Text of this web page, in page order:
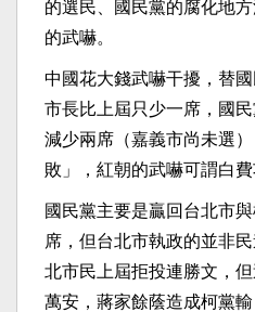
的選民、國民黨的腐化地
的武嚇。
中國花大錢武嚇干擾，替
市長比上屆只少一席，國
減少兩席（嘉義市尚未選
敗」，紅朝的武嚇可謂白費
國民黨主要是贏回台北市
席，但台北市執政的並非
北市民上屆拒投連勝文，
萬安，蔣家餘蔭造成柯黨輸